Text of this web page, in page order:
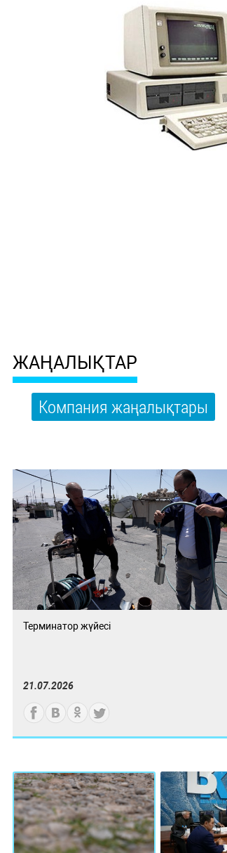
ЖАҢАЛЫҚТАР
Компания жаңалықтары
Терминатор жүйесі
21.07.2026